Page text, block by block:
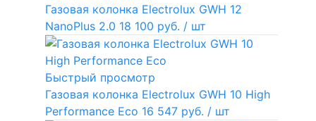
Газовая колонка Electrolux GWH 12
NanoPlus 2.0 18 100 руб. / шт
Быстрый просмотр
Газовая колонка Electrolux GWH 10 High
Performance Eco 16 547 руб. / шт